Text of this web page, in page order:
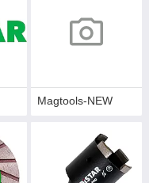
Magtools-NEW